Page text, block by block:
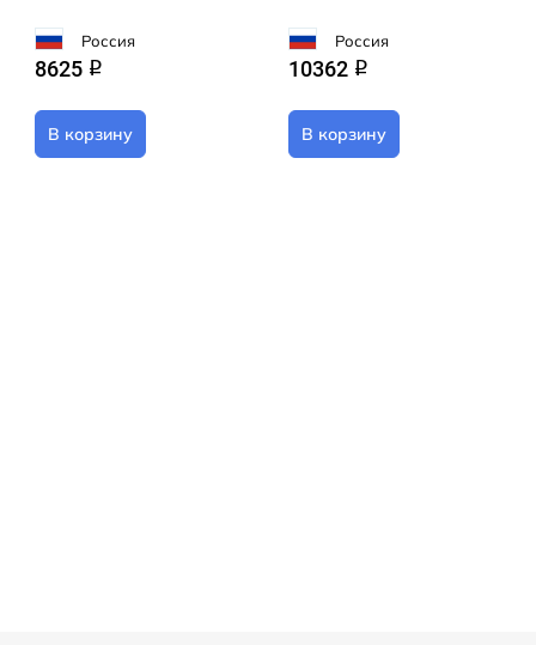
Россия
8625 q
В корзину
Россия
10362 q
В корзину